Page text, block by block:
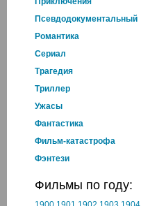
Псевдодокументальный
Романтика
Cериал
Трагедия
Триллер
Ужасы
Фантастика
Фильм-катастрофа
Фэнтези
Фильмы по году: